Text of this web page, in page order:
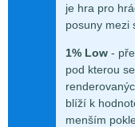
je hra pro
posuny mezi
1% Low -
pod kterou
blíží k
menším